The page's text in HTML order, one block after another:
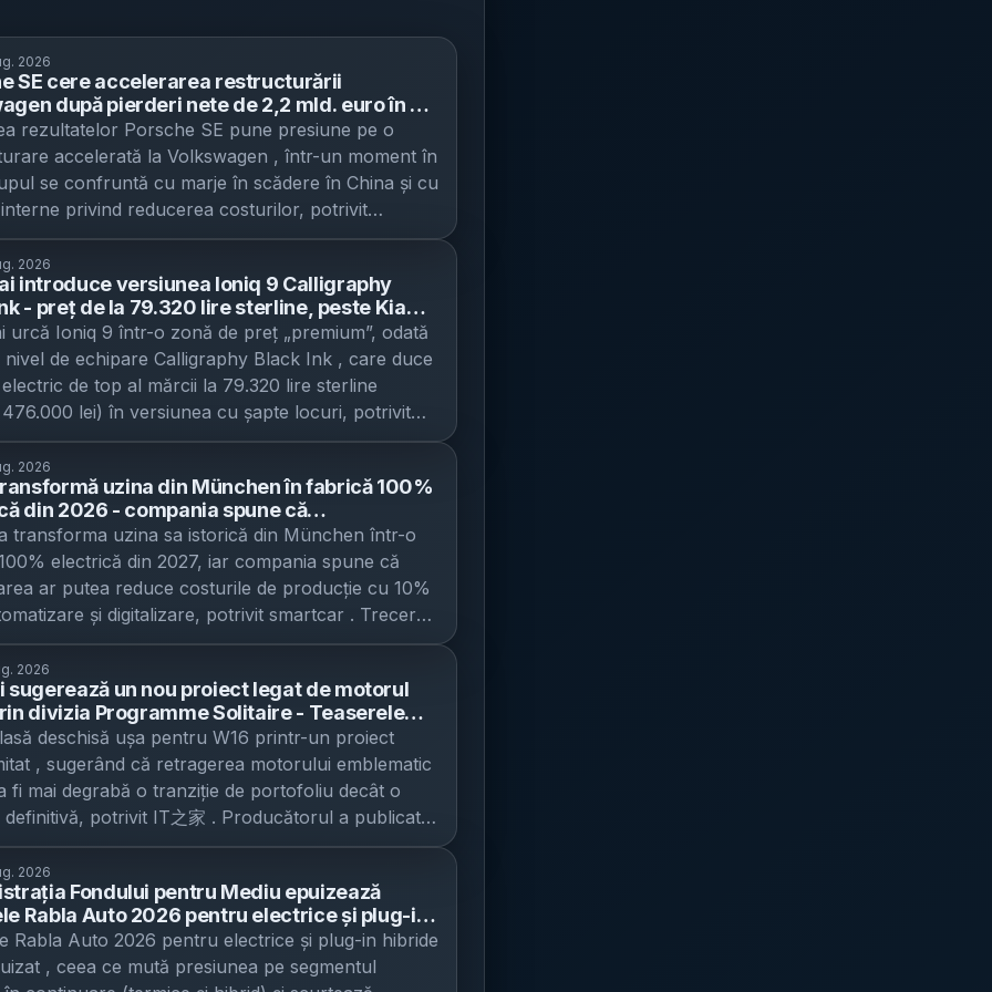
2026
SE cere accelerarea restructurării
după pierderi nete de 2,2 mld. euro în S1
include până la 50.000 de posturi și
a patru situri, dar e blocat în
rezultatelor Porsche SE pune presiune pe o
accelerată la Volkswagen , într-un moment în
se confruntă cu marje în scădere în China și cu
privind reducerea costurilor, potrivit
. Holdingul Porsche SE, care controlează direct
Volkswagen și deține 12,5% din acțiunile mărcii
a raportat o scădere de 14,5% a profitului
ajustat după impozitare, până la 949 milioane de
sunt incluse deprecierile celor două investiții
a trecut pe pierdere netă post-impozitare
de euro în primele șase luni, față de un
de 338 milioane de euro în perioada similară a
După publicarea raportului, acțiunile Porsche
inițial cu 1,7%. Președintele consiliului de
Hans Dieter Poetsch, a descris situația drept
de inflexiune pentru grup: „Grupul Volkswagen se
răscruce istorică. Pentru binele companiei și al
sale durabile, toată lumea trebuie să se
acum și să-și asume responsabilitatea. Cu cât
grave”. Miza: reducerea costurilor fixe și
din China În acest context, CEO-ul Volkswagen,
coordonează un program de eficientizare a
cu obiectivul de a reduce expunerea la costuri
și de a contracara pierderea de cotă de piață în
locală și tarifele vamale apasă pe
VW, Audi, Porsche și Lamborghini.
financiar al Porsche SE, Johannes Lattwein, a
indicatorilor de producție”, cu accent pe:
capacităților excedentare din uzine; reducerea
a costurilor operaționale; accelerarea procesului
la nivel de management. Planul Blume: până la
posturi și patru situri din Germania, dar cu veto
2026
introduce versiunea Ioniq 9 Calligraphy
- preț de la 79.320 lire sterline, peste Kia
Line S
urcă Ioniq 9 într-o zonă de preț „premium”, odată
de echipare Calligraphy Black Ink , care duce
de top al mărcii la 79.320 lire sterline
lei) în versiunea cu șapte locuri, potrivit
. Mișcarea consolidează poziționarea Ioniq 9
scump model Hyundai și îl apropie de rivalii
segmentul SUV-urilor electrice mari. Noul
Black Ink costă cu 2.350 lire (aprox. 14.000 lei)
Calligraphy „standard”, iar configurația cu șase
la 80.320 lire (aprox. 482.000 lei). În această
devine și cu 1.675 lire (aprox. 10.000 lei)
decât Kia EV9 GT-Line S, brand „frate” în cadrul
Ce cumpără, de fapt, clientul: design mai agresiv,
tehnice majore Pachetul Black Ink este, în
diferențiere de imagine: elemente exterioare negre
emblemă față mată), jante exclusive negre de 21 de
spate în negru lucios. Sunt disponibile și două
de caroserie – Abyss Black Pearl metalizat
White Pearl – fiecare contra-cost, 750 lire
neagră, volan îmbrăcat în piele neagră și
de bord din aluminiu negru. Hyundai susține că
urmărește o prezență vizuală mai puternică prin
fără complexitate inutilă. Performanță și
vârful de gamă rămâne neschimbat Dincolo de
2026
uzina din München în fabrică 100%
din 2026 - compania spune că
și digitalizarea pot reduce costurile
cu 10%
transforma uzina sa istorică din München într-o
electrică din 2027, iar compania spune că
ar putea reduce costurile de producție cu 10%
și digitalizare, potrivit smartcar . Trecerea
și finalul producției de automobile cu motoare
cea mai veche bază de fabricație a grupului,
de circa un secol. Schimbarea este legată de
producției pentru noul BMW i3 (model electric),
de anul viitor, piesa centrală a fabricii. Uzina
are o încărcătură simbolică majoră pentru
și sediul central al companiei, și locul de origine
în Bavaria, dar și „casa” Seriei 3. Din 1975, când a
linie primul exemplar Seria 3, peste 9 milioane de
din această familie au fost produse la München,
publicația. În noua configurație, i3 va înlocui pe
versiunea pe benzină/motorină a Seriei 3. Ce
cu Seria 3 pe combustie BMW indică faptul că
motor termic va mai continua cel puțin încă o
2026
sugerează un nou proiect legat de motorul
divizia Programme Solitaire - Teaserele
produs ultra-limitat, posibil prezentat la
Car Week
deschisă ușa pentru W16 printr-un proiect
, sugerând că retragerea motorului emblematic
fi mai degrabă o tranziție de portofoliu decât o
potrivit IT之家 . Producătorul a publicat
teaser foarte scurte, cu indicii directe către
și către divizia sa de personalizări extreme,
Solitaire , alimentând speculațiile despre un
asociat acestui propulsor. Ce a publicat Bugatti
contează Primul teaser, intitulat „The Sculpture of
vitezei”), arată pentru câteva momente
2026
Fondului pentru Mediu epuizează
Rabla Auto 2026 pentru electrice și plug-in
9.743 de ecotichete aprobate, în valoare de
lei, pentru persoane fizice
Rabla Auto 2026 pentru electrice și plug-in hibride
, ceea ce mută presiunea pe segmentul